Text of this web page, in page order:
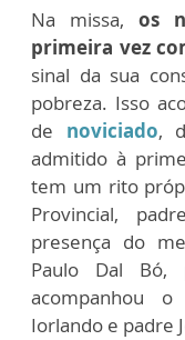
Na missa, os
primeira vez
sinal da sua
pobreza. Isso
de noviciado,
admitido à
tem um rito
Provincial,
presença do
Paulo Dal Bó,
acompanhou
Iorlando e padre